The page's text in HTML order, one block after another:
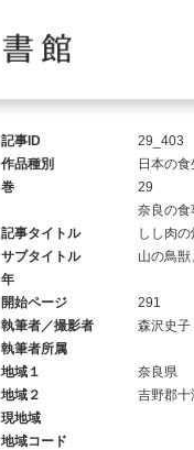
記事ID
29_403
作品種別
日本の
巻
29
奈良の食
記事タイトル
しし肉
サブタイトル
山の鳥
年
開始ページ
291
執筆者／撮影者
森沢史子
執筆者所属
地域１
奈良県
地域２
吉野郡十
現地域
地域コード